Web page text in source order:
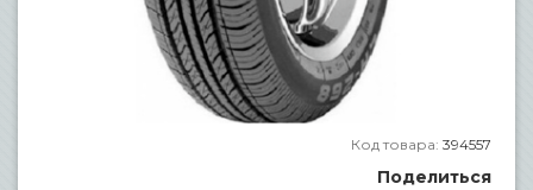
Код товара: 394557
Поделиться